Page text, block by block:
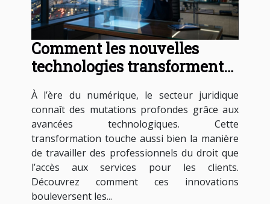
Comment les nouvelles
technologies transforment-
elles les services juridiques ?
À l’ère du numérique, le secteur juridique
connaît des mutations profondes grâce aux
avancées technologiques. Cette
transformation touche aussi bien la manière
de travailler des professionnels du droit que
l’accès aux services pour les clients.
Découvrez comment ces innovations
bouleversent les...